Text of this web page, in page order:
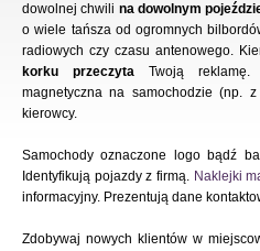
dowolnej chwili na dowolnym
o wiele tańsza od ogromnych
radiowych czy czasu antenowego.
korku przeczytaTwoją reklamę.
magnetyczna na samochodzie (np.
kierowcy.
Samochody oznaczone logo bądź
Identyfikują pojazdy z firmą. Naklejki
informacyjny. Prezentują dane
Zdobywaj nowych klientów w